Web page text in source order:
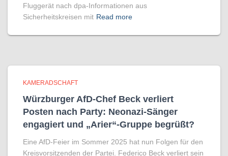
Fluggerät nach dpa-Informationen aus
Sicherheitskreisen mit Read more
KAMERADSCHAFT
Würzburger AfD-Chef Beck verliert
Posten nach Party: Neonazi-Sänger
engagiert und „Arier“-Gruppe begrüßt?
Eine AfD-Feier im Sommer 2025 hat nun Folgen für den
Kreisvorsitzenden der Partei. Federico Beck verliert sein